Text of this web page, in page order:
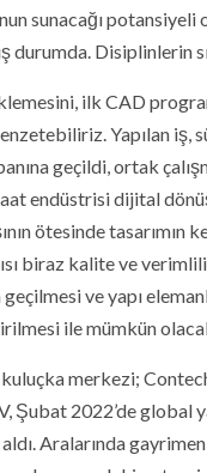
sunacağı
durumda. Disiplinlerin
ilk CAD
Yapılan iş,
geçildi, ortak
endüstrisi dijital
ötesinde
biraz kalite ve
ve yapı
ile mümkün
merkezi;
Şubat 2022’de global
Aralarında